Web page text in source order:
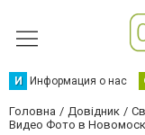
И Информация о нас
Головна Довідник
Видео Фото в